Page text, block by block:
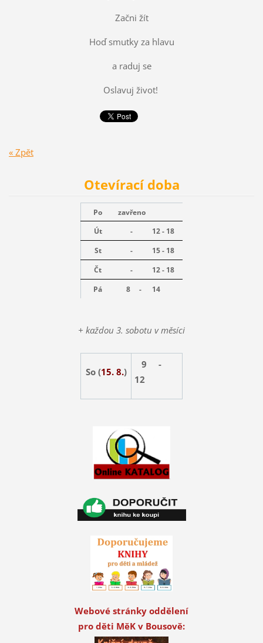
Začni žít
Hoď smutky za hlavu
a raduj se
Oslavuj život!
« Zpět
Otevírací doba
Po
zavřeno
Út
-
12 - 18
St
-
15 - 18
Čt
-
12 - 18
Pá
8 - 14
+ každou 3. sobotu v měsíci
So (15. 8.)
9 -
12
Webové stránky oddělení
pro děti MěK v Bousově: